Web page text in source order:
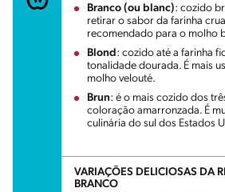
Branco (ou blanc): cozido
retirar o sabor da farinha
recomendado para o molho
Blond: cozido até a farinha
tonalidade dourada. É mais
molho velouté.
Brun: é o mais cozido dos
coloração amarronzada. É
culinária do sul dos Estados
VARIAÇÕES DELICIOSAS DA
BRANCO